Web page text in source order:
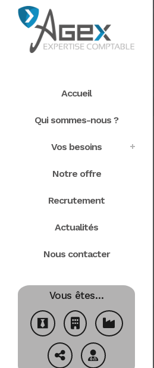
Accueil
Qui sommes-nous ?
Vos besoins
Notre offre
Recrutement
Actualités
Nous contacter
Vous êtes…